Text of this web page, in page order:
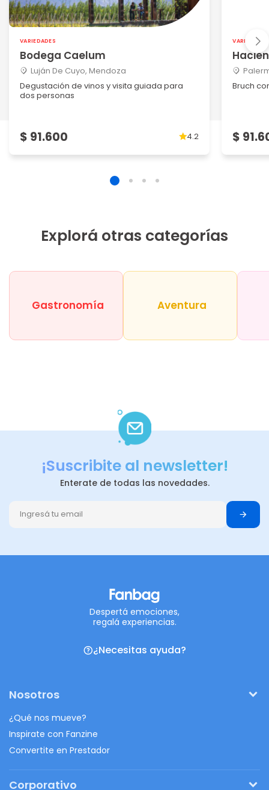
VARIEDADES
Bodega Caelum
Luján De Cuyo, Mendoza
Degustación de vinos y visita guiada para
dos personas
$ 91.600 4.2
VARIEDADES
Bruch
$
Explorá otras categorías
Gastronomía Aventura
¡Suscribite al newsletter!
Enterate de todas las novedades.
Despertá emociones,
regalá experiencias.
¿Necesitas ayuda?
Nosotros
¿Qué nos mueve?
Inspirate con Fanzine
Convertite en Prestador
Corporativo